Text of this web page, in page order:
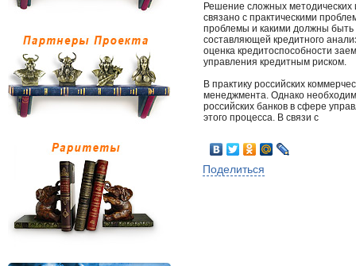
Решение сложных методических
связано с практическими
проблемы и какими должны быть
составляющей кредитного
оценка кредитоспособности
управления кредитным риском.
В практику российских
менеджмента. Однако
российских банков в сфере
этого процесса. В связи с
Поделиться